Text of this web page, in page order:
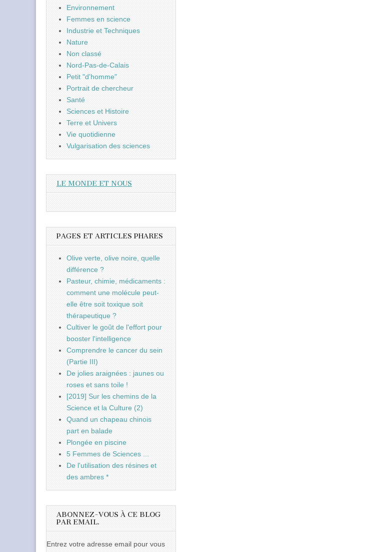
Environnement
Femmes en science
Industrie et Techniques
Nature
Non classé
Nord-Pas-de-Calais
Petit "d'homme"
Portrait de chercheur
Santé
Sciences et Histoire
Terre et Univers
Vie quotidienne
Vulgarisation des sciences
LE MONDE ET NOUS
PAGES ET ARTICLES PHARES
Olive verte, olive noire, quelle
différence ?
Pasteur, chimie, médicaments :
comment une molécule peut-
elle être soit toxique soit
thérapeutique ?
Cultiver le goût de l'effort pour
booster l'intelligence
Comprendre le cancer du sein
(Partie III)
De jolies araignées : jaunes ou
roses et sans toile !
[2019] Sur les chemins de la
Science et la Culture (2)
Quand un chapeau chinois
part en balade
Plongée en piscine
5 Femmes de Sciences ...
De l'utilisation des résines et
des ambres *
ABONNEZ-VOUS À CE BLOG
PAR EMAIL.
Entrez votre adresse email pour vous